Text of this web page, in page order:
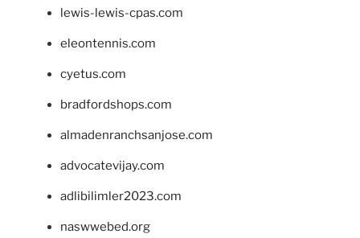
lewis-lewis-cpas.com
eleontennis.com
cyetus.com
bradfordshops.com
almadenranchsanjose.com
advocatevijay.com
adlibilimler2023.com
naswwebed.org